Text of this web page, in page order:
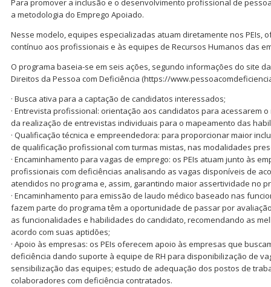
Para promover a inclusão e o desenvolvimento profissional de
a metodologia do Emprego Apoiado.
Nesse modelo, equipes especializadas atuam diretamente nos PEIs,
contínuo aos profissionais e às equipes de Recursos Humanos das
O programa baseia-se em seis ações, segundo informações do site
Direitos da Pessoa com Deficiência (https://
· Busca ativa para a captação de candidatos interessados;
· Entrevista profissional: orientação aos candidatos para acessarem
da realização de entrevistas individuais para o mapeamento das
· Qualificação técnica e empreendedora: para proporcionar maior
de qualificação profissional com turmas mistas, nas modalidades
· Encaminhamento para vagas de emprego: os PEIs atuam junto às
profissionais com deficiências analisando as vagas disponíveis de
atendidos no programa e, assim, garantindo maior assertividade no
· Encaminhamento para emissão de laudo médico baseado nas
fazem parte do programa têm a oportunidade de passar por
as funcionalidades e habilidades do candidato, recomendando as
acordo com suas aptidões;
· Apoio às empresas: os PEIs oferecem apoio às empresas que
deficiência dando suporte à equipe de RH para disponibilização de
sensibilização das equipes; estudo de adequação dos postos de
colaboradores com deficiência contratados.